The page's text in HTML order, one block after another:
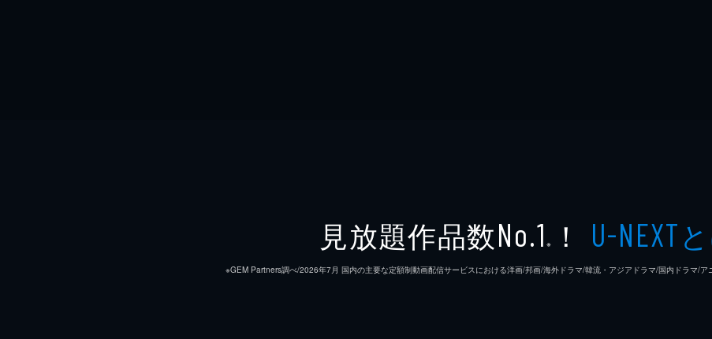
見放題作品数No.1 ※ ！ U-NEXT
※GEM Partners調べ/2026年7⽉ 国内の主要な定額制動画配信サービスにおける洋画/邦画/海外ドラマ/韓流・アジアドラマ/国内ドラマ/ア